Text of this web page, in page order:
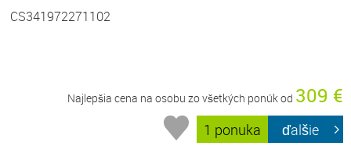
CS341972271102
Najlepšia cena na osobu zo všetkých ponúk od 309 €
1 ponuka ďalšie